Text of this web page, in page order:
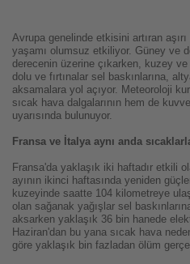
Avrupa genelinde etkisini artıran
yaşamı olumsuz etkiliyor. Güney ve
derecenin üzerine çıkarken, kuzey
dolu ve fırtınalar sel baskınlarına,
aksamalara yol açıyor. Meteoroloji
sıcak hava dalgalarının hem de
uyarısında bulunuyor.
Fransa ve İtalya aynı anda
Fransa'da yaklaşık iki haftadır etkili
ayının ikinci haftasında yeniden
kuzeyinde saatte 104 kilometreye
olan sağanak yağışlar sel
aksarken yaklaşık 36 bin hanede
Haziran'dan bu yana sıcak hava
göre yaklaşık bin fazladan ölüm